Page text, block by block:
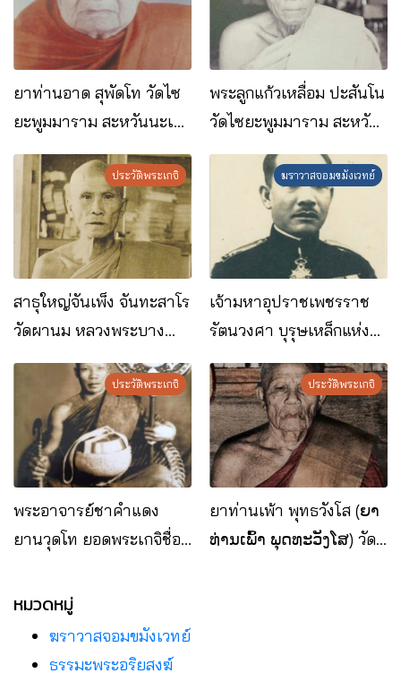
ยาท่านอาด สุพัดโท วัดไซ
ยะพูมมาราม สะหวันนะเขต
สปป.ลาว
พระลูกแก้วเหลื่อม ปะสันโน
วัดไซยะพูมมาราม สะหวัน
นะเขต สปป.ลาว
ประวัติพระเกจิ
สาธุใหญ่จันเพ็ง จันทะสาโร
วัดผานม หลวงพระบาง
สปป.ลาว
ฆราวาสจอมขมังเวทย์
เจ้ามหาอุปราชเพชรราช
รัตนวงศา บุรุษเหล็กแห่ง
ราชอาณาจักรลาว
ประวัติพระเกจิ
พระอาจารย์ชาคำแดง
ยานวุดโท ยอดพระเกจิชื่อ
ประวัติพระเกจิ
ยาท่านเพ้า พุทธวังโส (ຍາ
ທ່ານເພົ້າ ພຸດທະວັງໂສ) วัด
หมวดหมู่
ฆราวาสจอมขมังเวทย์
ธรรมะพระอริยสงฆ์